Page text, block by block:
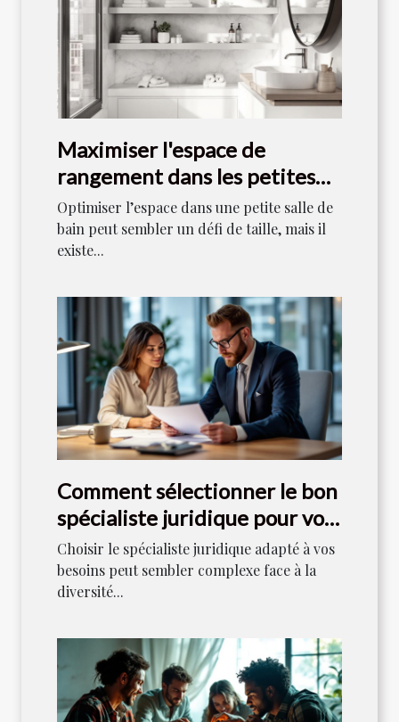
Maximiser l'espace de
rangement dans les petites
salles de bain
Optimiser l’espace dans une petite salle de
bain peut sembler un défi de taille, mais il
existe...
Comment sélectionner le bon
spécialiste juridique pour vos
besoins ?
Choisir le spécialiste juridique adapté à vos
besoins peut sembler complexe face à la
diversité...